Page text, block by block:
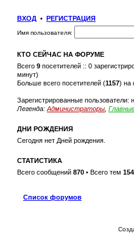
ВХОД • РЕГИСТРАЦИЯ
Имя пользователя:
КТО СЕЙЧАС НА ФОРУМЕ
Всего 9 посетителей :: 0
минут)
Больше всего посетителей (1157) на
Зарегистрированные пользователи:
Легенда: Администраторы
ДНИ РОЖДЕНИЯ
Сегодня нет Дней рождения.
СТАТИСТИКА
Всего сообщений 870 • Всего тем 154
Список форумов